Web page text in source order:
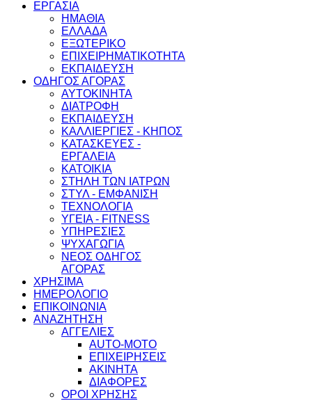
ΕΡΓΑΣΙΑ
ΗΜΑΘΙΑ
ΕΛΛΑΔΑ
ΕΞΩΤΕΡΙΚΟ
ΕΠΙΧΕΙΡΗΜΑΤΙΚΟΤΗΤΑ
ΕΚΠΑΙΔΕΥΣΗ
ΟΔΗΓΟΣ ΑΓΟΡΑΣ
ΑΥΤΟΚΙΝΗΤΑ
ΔΙΑΤΡΟΦΗ
ΕΚΠΑΙΔΕΥΣΗ
ΚΑΛΛΙΕΡΓΙΕΣ - ΚΗΠΟΣ
ΚΑΤΑΣΚΕΥΕΣ -
ΕΡΓΑΛΕΙΑ
ΚΑΤΟΙΚΙΑ
ΣΤΗΛΗ ΤΩΝ ΙΑΤΡΩΝ
ΣΤΥΛ - ΕΜΦΑΝΙΣΗ
ΤΕΧΝΟΛΟΓΙΑ
ΥΓΕΙΑ - FITNESS
ΥΠΗΡΕΣΙΕΣ
ΨΥΧΑΓΩΓΙΑ
ΝΕΟΣ ΟΔΗΓΟΣ
ΑΓΟΡΑΣ
ΧΡΗΣΙΜΑ
ΗΜΕΡΟΛΟΓΙΟ
ΕΠΙΚΟΙΝΩΝΙΑ
ΑΝΑΖΗΤΗΣΗ
ΑΓΓΕΛΙΕΣ
AUTO-MOTO
ΕΠΙΧΕΙΡΗΣΕΙΣ
ΑΚΙΝΗΤΑ
ΔΙΑΦΟΡΕΣ
ΟΡΟΙ ΧΡΗΣΗΣ